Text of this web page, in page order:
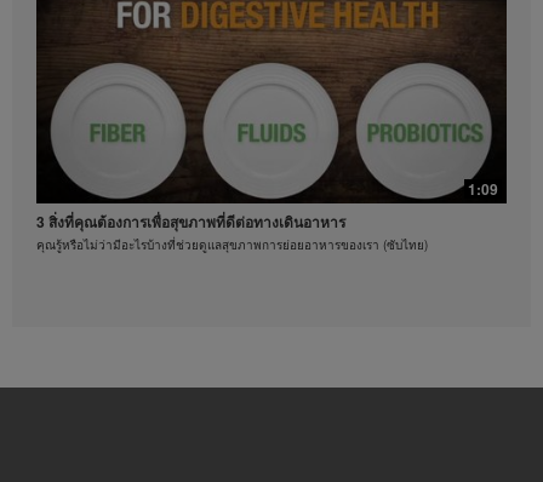
ออกกำลังกายด้วยท่าบริหารแบบผสม
3 วิธีดูแลสุขภาพหัวใจ
1:09
3 สิ่งที่คุณต้องการเพื่อสุขภาพที่ดีต่อทางเดินอาหาร
คุณรู้หรือไม่ว่ามีอะไรบ้างที่ช่วยดูแลสุขภาพการย่อยอาหารของเรา (ซับไทย)